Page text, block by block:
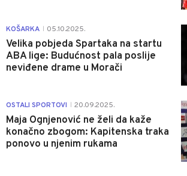
KOŠARKA 05.10.2025.
Velika pobjeda Spartaka na startu
ABA lige: Budućnost pala poslije
neviđene drame u Morači
OSTALI SPORTOVI 20.09.2025.
Maja Ognjenović ne želi da kaže
konačno zbogom: Kapitenska traka
ponovo u njenim rukama